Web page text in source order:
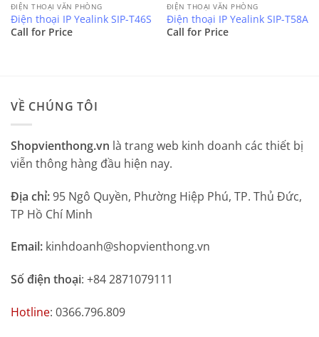
ĐIỆN THOẠI VĂN PHÒNG
Điện thoại IP Yealink SIP-T46S
Call for Price
ĐIỆN THOẠI VĂN PHÒNG
Điện thoại IP Yealink SIP-T58A
Call for Price
VỀ CHÚNG TÔI
Shopvienthong.vn là trang web kinh doanh các thiết bị
viễn thông hàng đầu hiện nay.
Địa chỉ:95 Ngô Quyền, Phường Hiệp Phú, TP. Thủ Đức,
TP Hồ Chí Minh
Email: kinhdoanh@shopvienthong.vn
Số điện thoại: +84 2871079111
Hotline: 0366.796.809